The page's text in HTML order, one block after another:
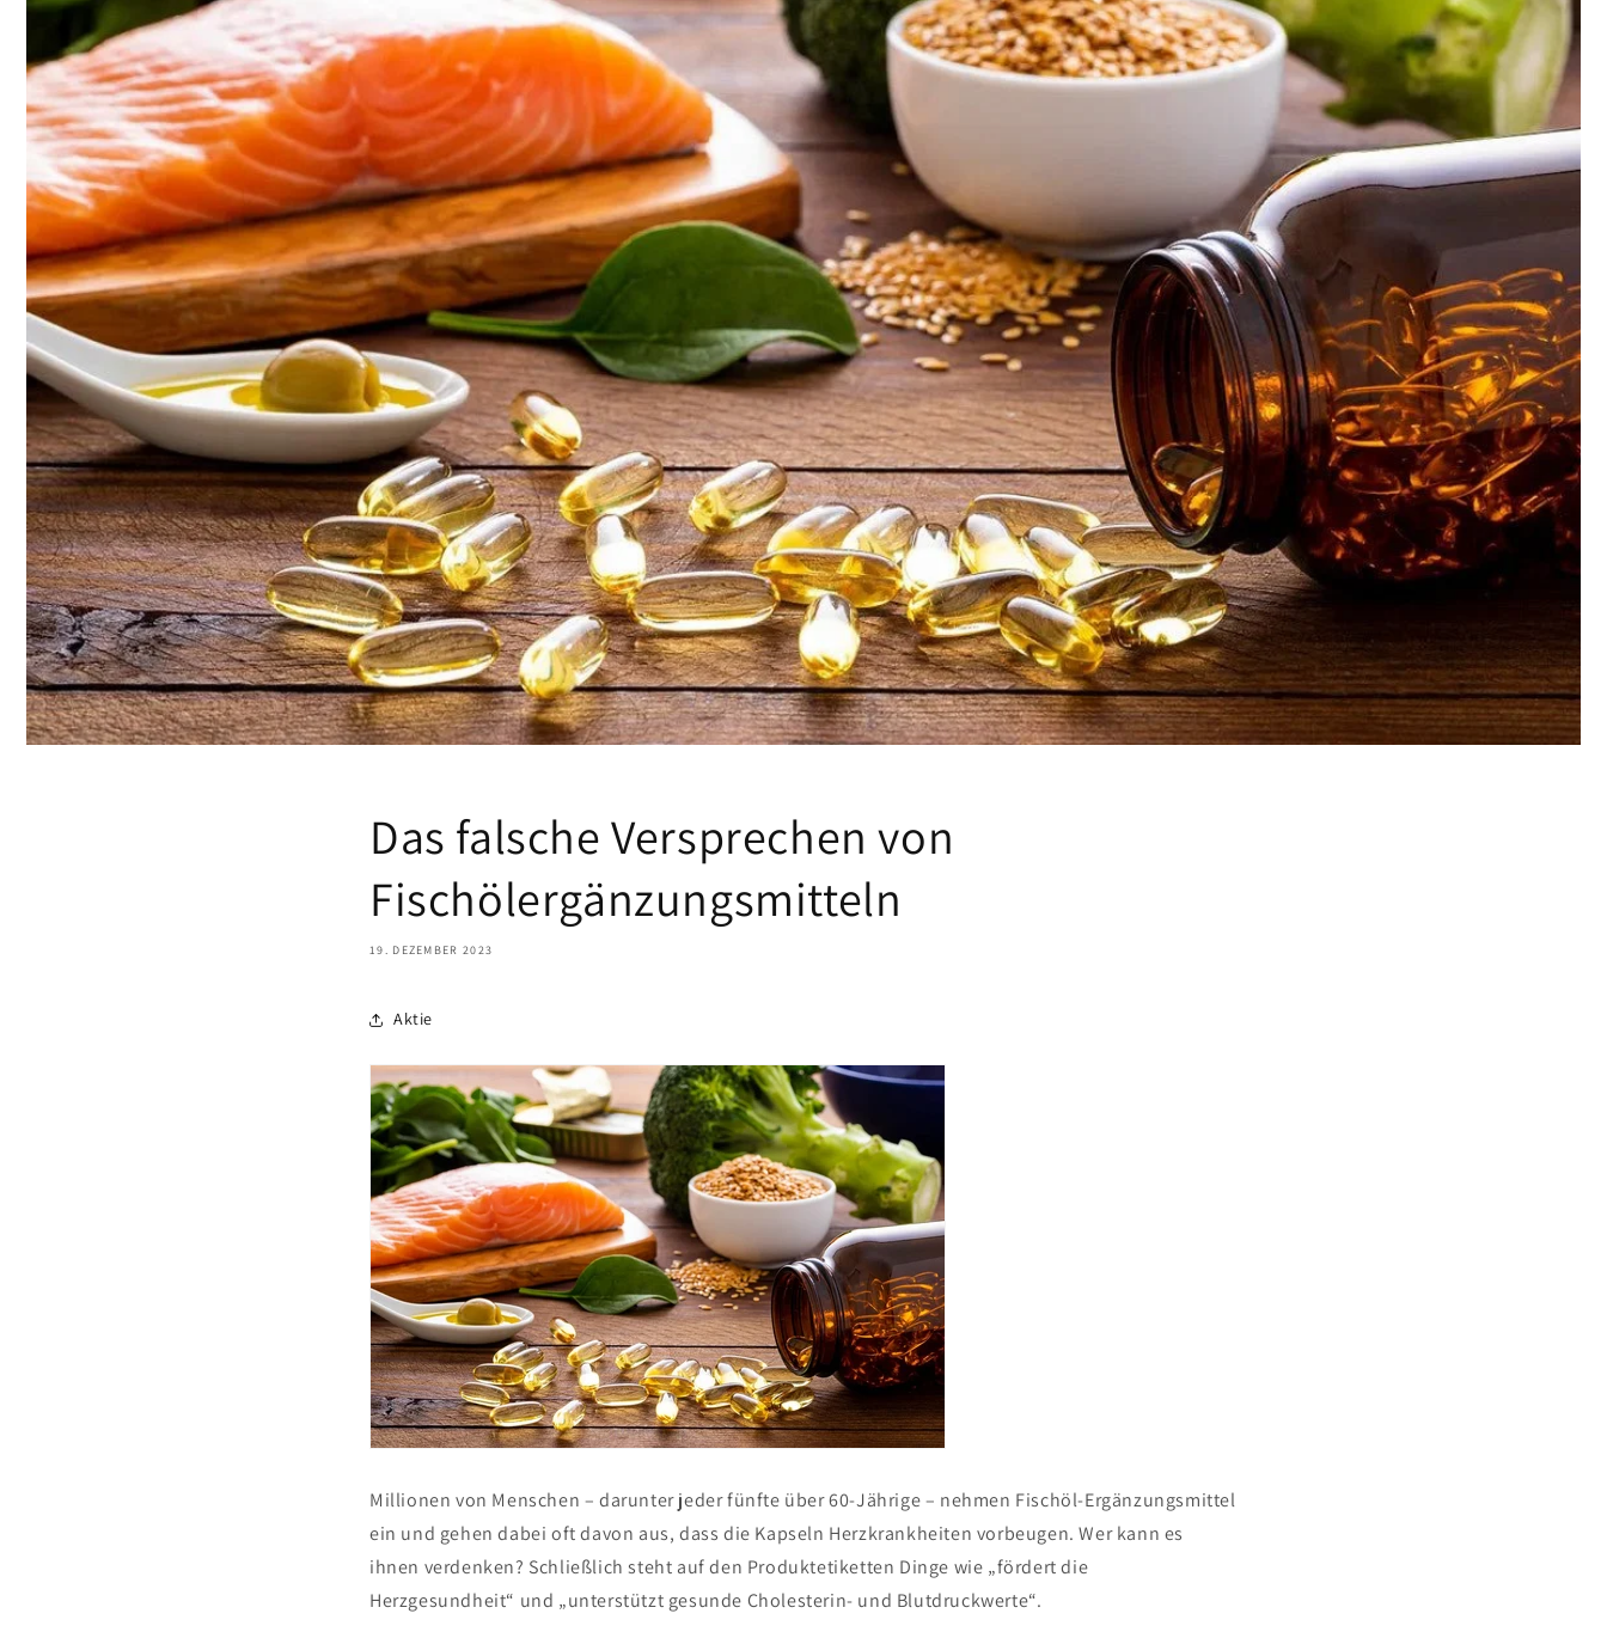
Das falsche Versprechen von
Fischölergänzungsmitteln
19. DEZEMBER 2023
Aktie
Millionen von Menschen – darunter jeder fünfte über 60-Jährige – nehmen Fischöl-Ergänzungsmittel
ein und gehen dabei oft davon aus, dass die Kapseln Herzkrankheiten vorbeugen. Wer kann es
ihnen verdenken? Schließlich steht auf den Produktetiketten Dinge wie „fördert die
Herzgesundheit“ und „unterstützt gesunde Cholesterin- und Blutdruckwerte“.